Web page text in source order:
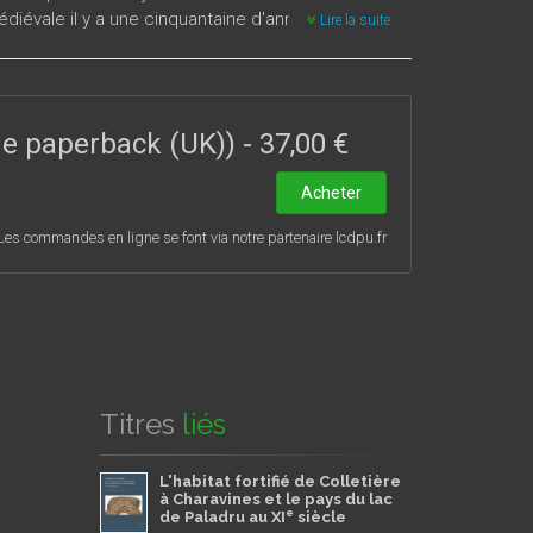
il y a une cinquantaine d'années, on
et par l'émergence de hameaux ou de
une illustration de l'évolution des recherches
renouvellement des problématiques
un nouveau regard sur les ateliers, sur
la circulation des pots, et donc des hommes -
par la guerre de Cent Ans -, rappellent
Lire la suite
paperback (UK)) - 37,00 €
Acheter
commandes en ligne se font via notre partenaire lcdpu.fr
Titres liés
L'habitat fortifié de Colletière
à Charavines et le pays du lac
de Paladru au XIe siècle